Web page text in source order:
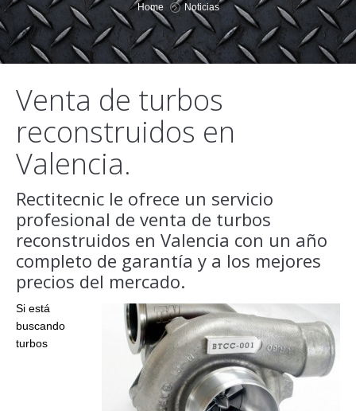
You are here: Home Noticias
Venta de turbos
reconstruidos en
Valencia.
Rectitecnic le ofrece un servicio
profesional de venta de turbos
reconstruidos en Valencia con un año
completo de garantía y a los mejores
precios del mercado.
Si está
buscando
turbos